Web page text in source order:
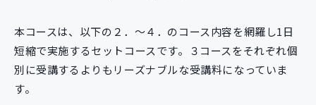
本コースは、以下の２．～４．のコース内容を網羅し1日
短縮で実施するセットコースです。３コースをそれぞれ個
別に受講するよりもリーズナブルな受講料になっていま
す。